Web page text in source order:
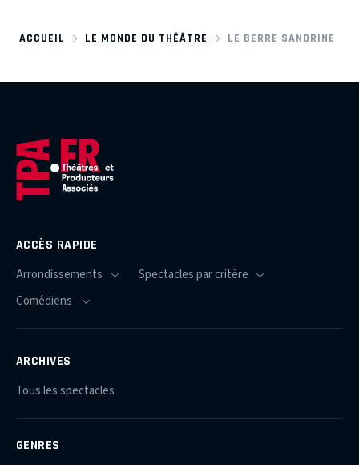
ACCUEIL LE MONDE DU THÉÂTRE LE BERRE SANDRINE
ACCÈS RAPIDE
ARCHIVES
Tous les spectacles
GENRES